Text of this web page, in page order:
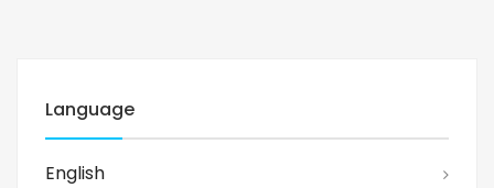
Language
English